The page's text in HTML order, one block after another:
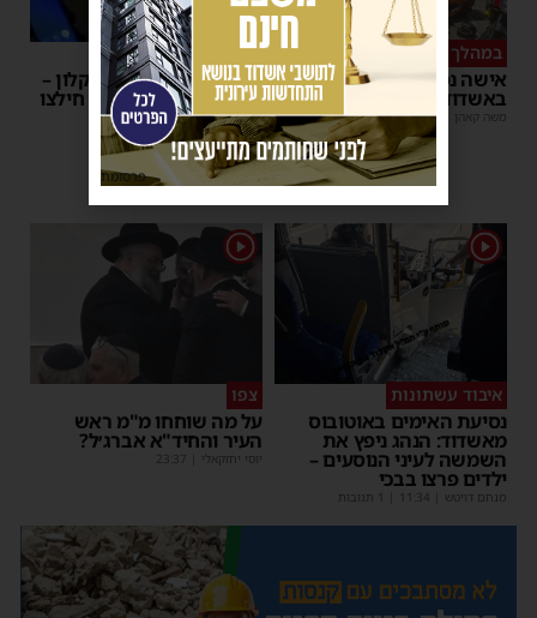
במהלך העבודה
אישה נפלה מסולם במחסן
באשדוד
משה קאהן 17:31
צפו
תינוק ננעל ברכב באשקלון –
המתנדבים האשדודים חילצו
אותו בשלום
משה קאהן |
11:53
1
איבוד עשתונות
נסיעת האימים באוטובוס
מאשדוד: הנהג ניפץ את
השמשה לעיני הנוסעים –
ילדים פרצו בבכי
מנחם דויטש 11:34
1
צפו
על מה שוחחו מ"מ ראש
העיר והחיד"א אברג׳ל?
יוסי יחזקאלי 23:37
פרסומת